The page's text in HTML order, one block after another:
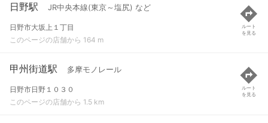
日野駅 JR中央本線(東京～塩尻) など
日野市大坂上１丁目
このページの店舗から 164 m
ルート
を見る
甲州街道駅 多摩モノレール
日野市日野１０３０
このページの店舗から 1.5 km
ルート
を見る